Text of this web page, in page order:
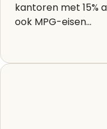
kantoren met 15%
ook MPG-eisen...